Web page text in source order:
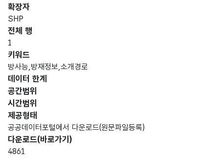
확장자
SHP
전체 행
1
키워드
방사능,방재정보,소개경로
데이터 한계
공간범위
시간범위
제공형태
공공데이터포털에서 다운로드(원문파일등록)
다운로드(바로가기)
4861